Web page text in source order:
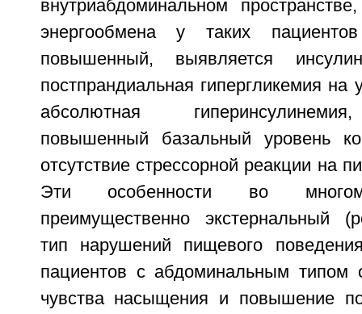
внутриабдоминальном
энергообмена у таких
повышенный, выявляется
постпрандиальная гипергликемия на
абсолютная
повышенный базальный уровень
отсутствие стрессорной реакции на
Эти особенности во многом
преимущественно экстернальный
тип нарушений пищевого
пациентов с абдоминальным типом
чувства насыщения и повышение